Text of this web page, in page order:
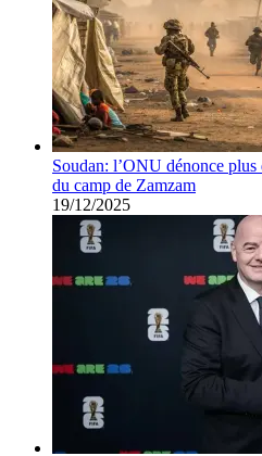
Soudan: l’ONU dénonce plus
du camp de Zamzam
19/12/2025